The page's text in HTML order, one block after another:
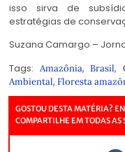
isso sirva de
estratégias de
Suzana Camargo –
Tags: Amazônia,Brasil,
Ambiental, Floresta
GOSTOU DESTA MATÉRIA?
COMPARTILHE EM TODAS AS